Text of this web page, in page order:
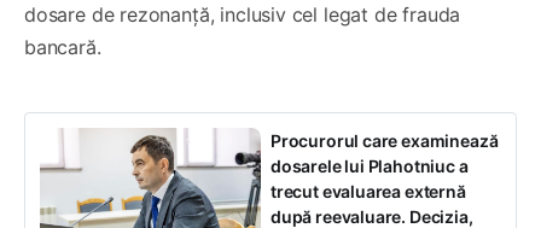
dosare de rezonanță, inclusiv cel legat de frauda
bancară.
Procurorul care examinează
dosarele lui Plahotniuc a
trecut evaluarea externă
după reevaluare. Decizia,